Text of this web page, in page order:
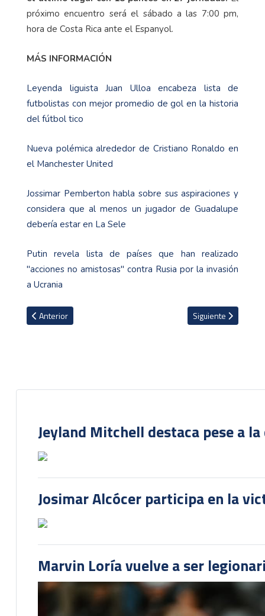
próximo encuentro será el sábado a las 7:00 pm,
hora de Costa Rica ante el Espanyol.
MÁS INFORMACIÓN
Leyenda liguista Juan Ulloa encabeza lista de
futbolistas con mejor promedio de gol en la historia
del fútbol tico
Nueva polémica alrededor de Cristiano Ronaldo en
el Manchester United
Jossimar Pemberton habla sobre sus aspiraciones y
considera que al menos un jugador de Guadalupe
debería estar en La Sele
Putin revela lista de países que han realizado
"acciones no amistosas" contra Rusia por la invasión
a Ucrania
Artículo anterior: Lezcano presente en la derrota del
Anterior Artículo siguiente:
Siguiente
Jeyland Mitchell destaca pese a
Josimar Alcócer participa en la
Marvin Loría vuelve a ser